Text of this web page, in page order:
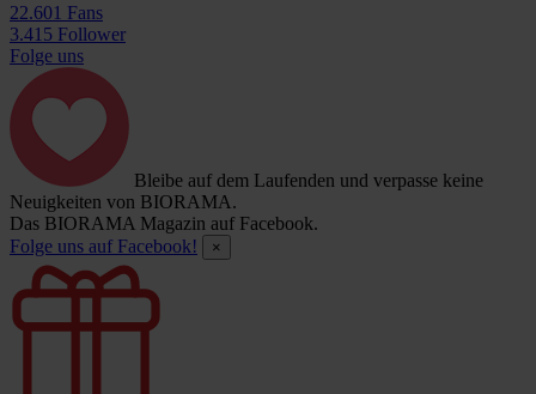
22.601 Fans
3.415 Follower
Folge uns
Bleibe auf dem Laufenden und verpasse keine
Neuigkeiten von BIORAMA.
Das BIORAMA Magazin auf Facebook.
Folge uns auf Facebook!
×